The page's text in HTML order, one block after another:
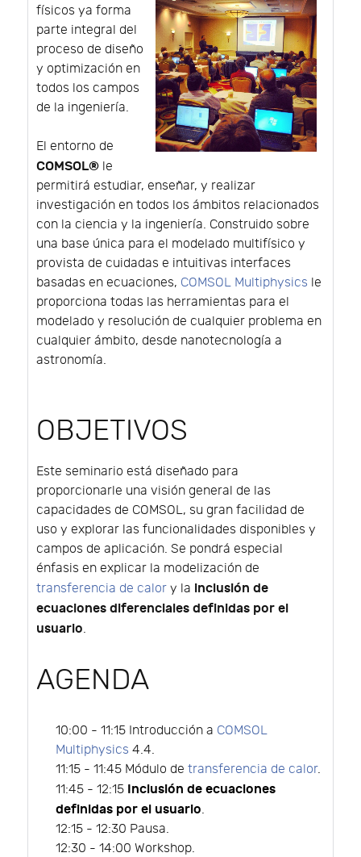
físicos ya forma
parte integral del
proceso de diseño
y optimización en
todos los campos
de la ingeniería.
El entorno de
COMSOL® le
permitirá estudiar, enseñar, y realizar
investigación en todos los ámbitos relacionados
con la ciencia y la ingeniería. Construido sobre
una base única para el modelado multifísico y
provista de cuidadas e intuitivas interfaces
basadas en ecuaciones, COMSOL Multiphysics le
proporciona todas las herramientas para el
modelado y resolución de cualquier problema en
cualquier ámbito, desde nanotecnología a
astronomía.
OBJETIVOS
Este seminario está diseñado para
proporcionarle una visión general de las
capacidades de COMSOL, su gran facilidad de
uso y explorar las funcionalidades disponibles y
campos de aplicación. Se pondrá especial
énfasis en explicar la modelización de
transferencia de calor y la inclusión de
ecuaciones diferenciales definidas por el
usuario.
AGENDA
10:00 - 11:15 Introducción a COMSOL
Multiphysics 4.4.
11:15 - 11:45 Módulo de transferencia de calor.
11:45 - 12:15 Inclusión de ecuaciones
definidas por el usuario.
12:15 - 12:30 Pausa.
12:30 - 14:00 Workshop.